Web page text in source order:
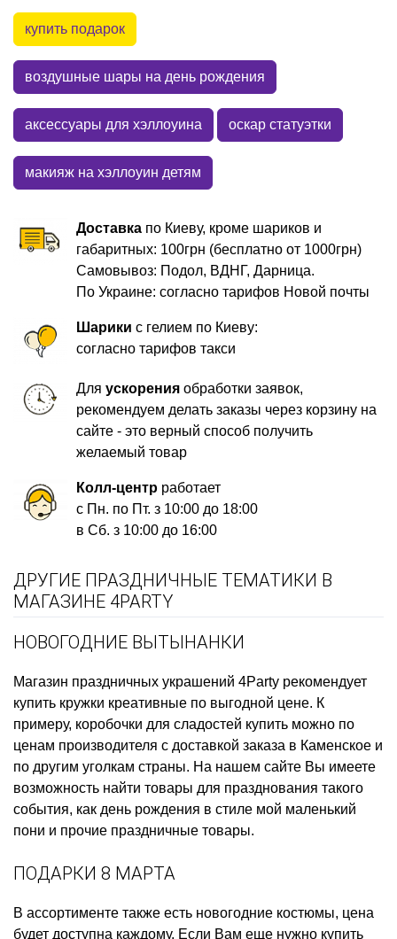
купить подарок
воздушные шары на день рождения
аксессуары для хэллоуина оскар статуэтки
макияж на хэллоуин детям
Доставка по Киеву, кроме шариков и
габаритных: 100грн (бесплатно от 1000грн)
Самовывоз: Подол, ВДНГ, Дарница.
По Украине: согласно тарифов Новой почты
Шарики с гелием по Киеву:
согласно тарифов такси
Дляускорения обработки заявок,
рекомендуем делать заказы через корзину на
сайте - это верный способ получить
желаемый товар
Колл-центр работает
с Пн. по Пт. з 10:00 до 18:00
в Сб. з 10:00 до 16:00
ДРУГИЕ ПРАЗДНИЧНЫЕ ТЕМАТИКИ В
МАГАЗИНЕ 4PARTY
НОВОГОДНИЕ ВЫТЫНАНКИ
Магазин праздничных украшений 4Party рекомендует
купить кружки креативные по выгодной цене. К
примеру, коробочки для сладостей купить можно по
ценам производителя с доставкой заказа в Каменское и
по другим уголкам страны. На нашем сайте Вы имеете
возможность найти товары для празднования такого
события, как день рождения в стиле мой маленький
пони и прочие праздничные товары.
ПОДАРКИ 8 МАРТА
В ассортименте также есть новогодние костюмы, цена
будет доступна каждому. Если Вам еще нужно купить